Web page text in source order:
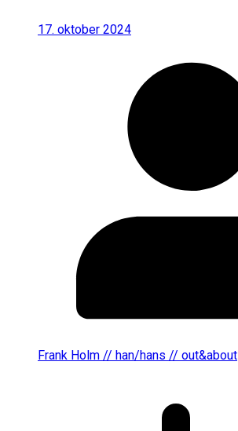
17. oktober 2024
Frank Holm // han/hans // out&about